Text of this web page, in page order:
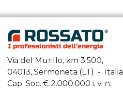
Via del Murillo, km 3.500,
04013, Sermoneta (LT) - Italia
Cap. Soc. € 2.000.000 i. v. n.